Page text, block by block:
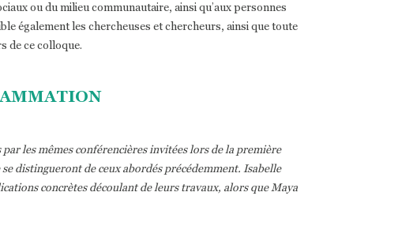
ou du milieu communautaire, ainsi qu’aux personnes
également les chercheuses et chercheurs, ainsi que toute
de ce colloque.
les mêmes conférencières invitées lors de la première
distingueront de ceux abordés précédemment. Isabelle
concrètes découlant de leurs travaux, alors que Maya